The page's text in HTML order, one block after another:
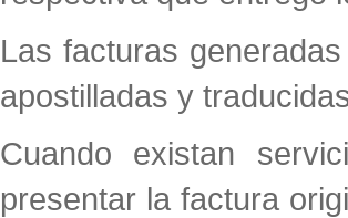
Las facturas
apostilladas y
Cuando existan
presentar la factura